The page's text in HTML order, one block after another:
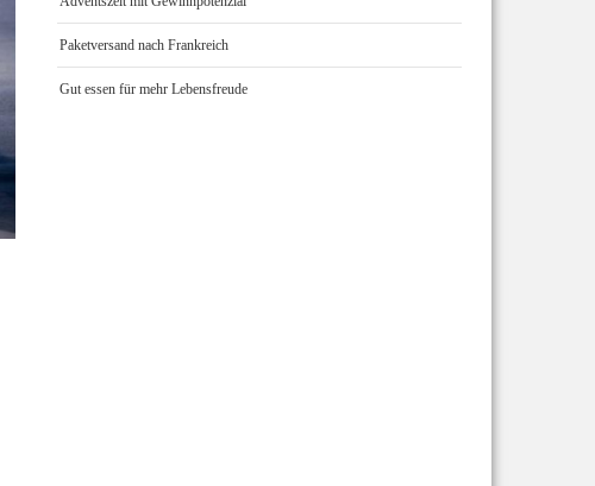
Paketversand nach Frankreich
Gut essen für mehr Lebensfreude